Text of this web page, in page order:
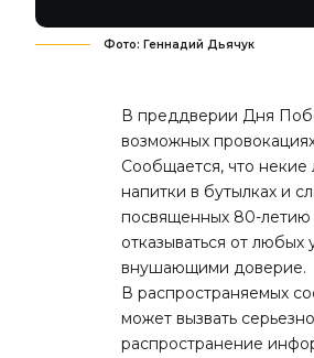
Фото: Геннадий Дьячук
В преддверии Дня
возможных
Сообщается, что некие
напитки в бутылках и
посвященных 80-
отказываться от
внушающими доверие.
В распространяемых
может вызвать
распространение